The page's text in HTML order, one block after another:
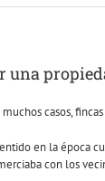
una
casos,
en la época
con los